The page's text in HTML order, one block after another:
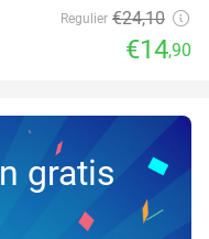
Regulier €24,10
€14,90
gratis